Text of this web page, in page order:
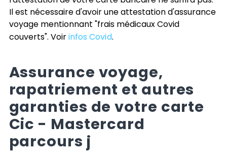
Il est nécessaire d'avoir une attestation d'assurance
voyage mentionnant "frais médicaux Covid
couverts". Voirinfos Covid.
Assurance voyage,
rapatriement et autres
garanties de votre carte
Cic - Mastercard
parcours j